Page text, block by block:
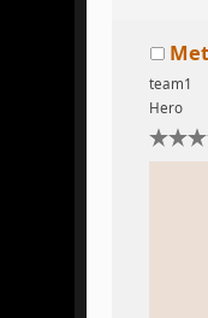
team1
Hero